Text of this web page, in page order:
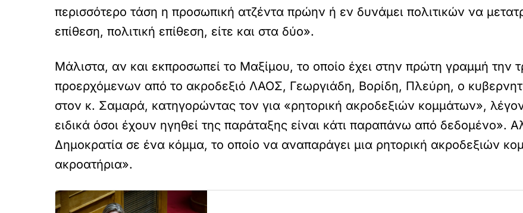
περισσότερο τάση η προσωπική ατζέντα πρώην ή εν δυνάμει πολιτικών να
επίθεση, πολιτική επίθεση, είτε και στα δύο».
Μάλιστα, αν και εκπροσωπεί το Μαξίμου, το οποίο έχει στην πρώτη γραμμή την
προερχόμενων από το ακροδεξιό ΛΑΟΣ, Γεωργιάδη, Βορίδη, Πλεύρη, ο
στον κ. Σαμαρά, κατηγορώντας τον για «ρητορική ακροδεξιών κομμάτων»,
ειδικά όσοι έχουν ηγηθεί της παράταξης είναι κάτι παραπάνω από δεδομένο».
Δημοκρατία σε ένα κόμμα, το οποίο να αναπαράγει μια ρητορική ακροδεξιών
ακροατήρια».